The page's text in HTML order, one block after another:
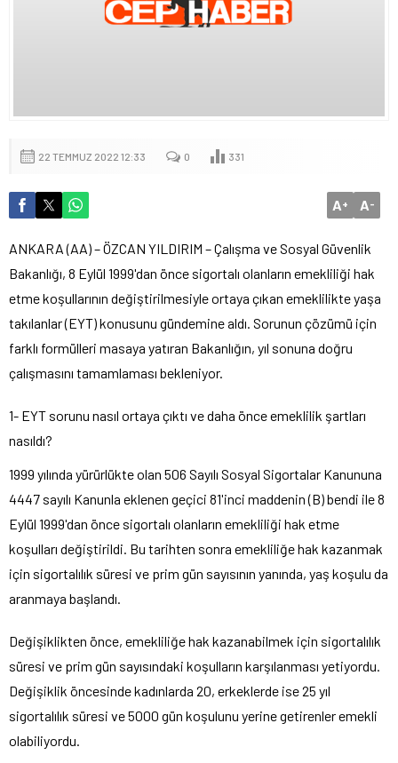
22 TEMMUZ 2022 12:33 0 331
A+ A-
ANKARA (AA) – ÖZCAN YILDIRIM – Çalışma ve Sosyal Güvenlik
Bakanlığı, 8 Eylül 1999'dan önce sigortalı olanların emekliliği hak
etme koşullarının değiştirilmesiyle ortaya çıkan emeklilikte yaşa
takılanlar (EYT) konusunu gündemine aldı. Sorunun çözümü için
farklı formülleri masaya yatıran Bakanlığın, yıl sonuna doğru
çalışmasını tamamlaması bekleniyor.
1- EYT sorunu nasıl ortaya çıktı ve daha önce emeklilik şartları
nasıldı?
1999 yılında yürürlükte olan 506 Sayılı Sosyal Sigortalar Kanununa
4447 sayılı Kanunla eklenen geçici 81'inci maddenin (B) bendi ile 8
Eylül 1999'dan önce sigortalı olanların emekliliği hak etme
koşulları değiştirildi. Bu tarihten sonra emekliliğe hak kazanmak
için sigortalılık süresi ve prim gün sayısının yanında, yaş koşulu da
aranmaya başlandı.
Değişiklikten önce, emekliliğe hak kazanabilmek için sigortalılık
süresi ve prim gün sayısındaki koşulların karşılanması yetiyordu.
Değişiklik öncesinde kadınlarda 20, erkeklerde ise 25 yıl
sigortalılık süresi ve 5000 gün koşulunu yerine getirenler emekli
olabiliyordu.